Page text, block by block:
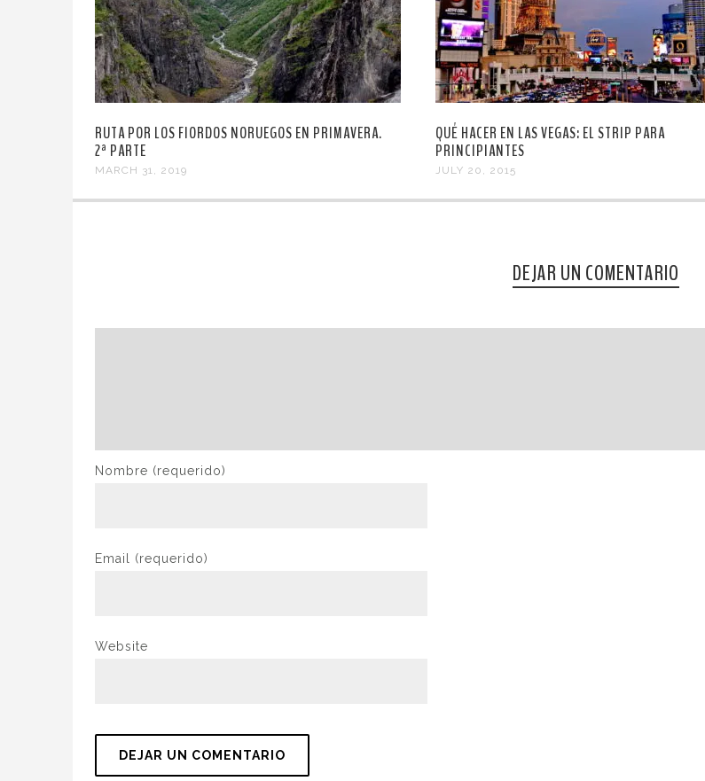
RUTA POR LOS FIORDOS NORUEGOS EN PRIMAVERA.
2ª PARTE
MARCH 31, 2019
QUÉ HACER EN LAS VEGAS: EL STRIP PARA
PRINCIPIANTES
JULY 20, 2015
DEJAR UN COMENTARIO
Nombre (requerido)
Email (requerido)
Website